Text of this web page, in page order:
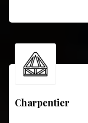
Charpentier